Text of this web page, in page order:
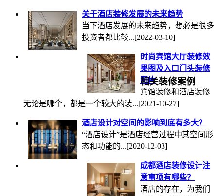
关于酒店装修发展的未来趋势
当下酒店发展的未来趋势，想必是很多
投资者都比较...[2022-03-10]
时尚宾馆大厅装修效
果图及入口门头装修
图片
宾馆装修和酒店装修
无论是哪个，都是一个较大的装...[2021-10-27]
酒店设计对空间的影响到底有多大？
“酒店设计”是酒店经营过程中其空间形
态和功能的...[2020-12-03]
成都酒店装修设计注
意事项有哪些？
酒店的存在，为我们
相关装修案例